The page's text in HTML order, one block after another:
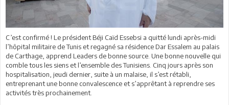
C’est confirmé ! Le président Béji Caïd Essebsi a quitté lundi après-midi
l’hôpital militaire de Tunis et regagné sa résidence Dar Essalem au palais
de Carthage, apprend Leaders de bonne source. Une bonne nouvelle qui
comble tous les siens et l’ensemble des Tunisiens. Cinq jours après son
hospitalisation, jeudi dernier, suite à un malaise, il s’est rétabli,
entreprenant une bonne convalescence et s’apprêtant à reprendre ses
activités très prochainement.